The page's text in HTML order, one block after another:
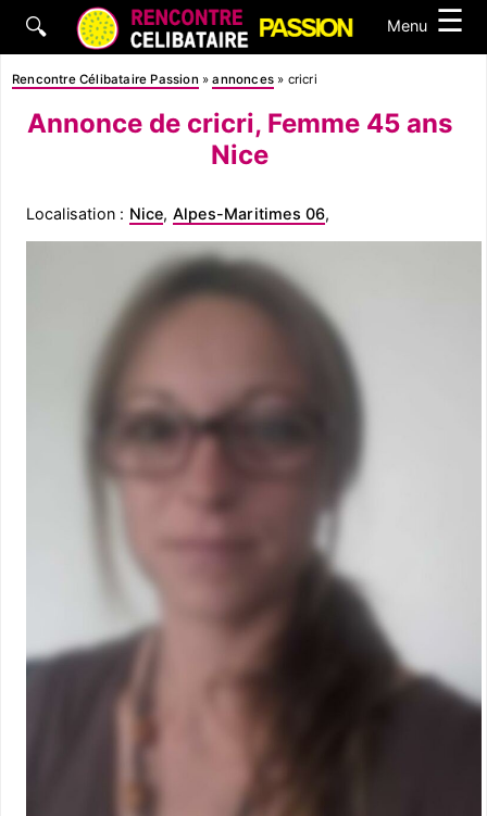
🔍 Menu ☰
Rencontre Célibataire Passion »annonces » cricri
Annonce de cricri, Femme 45 ans
Nice
Localisation : Nice, Alpes-Maritimes 06,